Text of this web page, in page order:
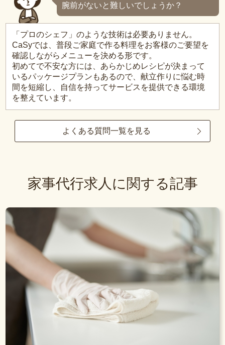
腕前がないと難しいでしょうか？
「プロのシェフ」のような技術は必要ありません。
CaSyでは、普段ご家庭で作る料理をお客様のご要望を
確認しながらメニューを決める形です。
初めてで不安な方には、あらかじめレシピが決まって
いるパッケージプランもあるので、献立作りに悩む時
間を短縮し、自信を持ってサービスを提供できる環境
を整えています。
よくある質問一覧を見る
家事代行求人に関する記事